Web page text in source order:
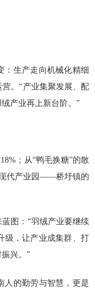
：生产走向机械化精细
。“产业集聚发展、配
产业再上新台阶。”
；从“鸭毛换糖”的散
现代产业园——桥圩镇的
图：“羽绒产业要继续
级，让产业成集群、打
兴。”
人的勤劳与智慧，更是